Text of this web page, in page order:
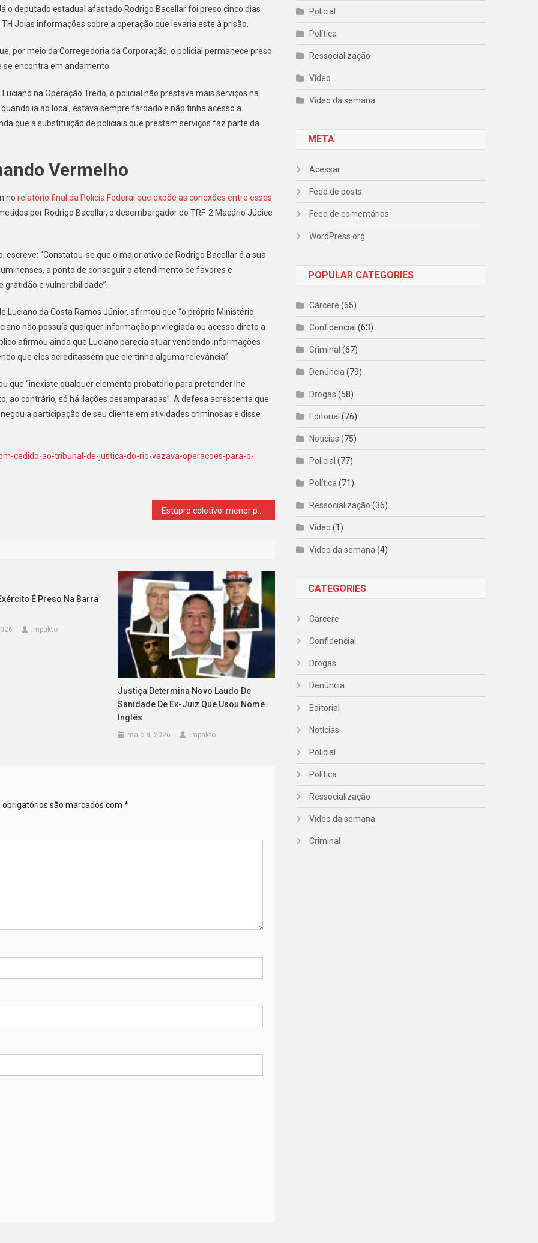
deputado estadual afastado Rodrigo Bacellar foi preso cinco dias
Joias informações sobre a operação que levaria este à prisão.
por meio da Corregedoria da Corporação, o policial permanece preso
se encontra em andamento.
na Operação Tredo, o policial não prestava mais serviços na
ia ao local, estava sempre fardado e não tinha acesso a
que a substituição de policiais que prestam serviços faz parte da
Vermelho
no relatório final da Polícia Federal que expõe as conexões entre esses
por Rodrigo Bacellar, o desembargador do TRF-2 Macário Júdice
“Constatou-se que o maior ativo de Rodrigo Bacellar é a sua
a ponto de conseguir o atendimento de favores e
e vulnerabilidade”.
Luciano da Costa Ramos Júnior, afirmou que “o próprio Ministério
não possuía qualquer informação privilegiada ou acesso direto a
afirmou ainda que Luciano parecia atuar vendendo informações
que eles acreditassem que ele tinha alguma relevância”.
que “inexiste qualquer elemento probatório para pretender lhe
ao contrário, só há ilações desamparadas”. A defesa acrescenta que
a participação de seu cliente em atividades criminosas e disse
cedido-ao-tribunal-de-justica-do-rio-vazava-operacoes-para-o-
Estupro coletivo: menor perguntou à vítima se a mãe a vê sem roupas
É Preso Na Barra
Impakto
Justiça Determina Novo Laudo De
Sanidade De Ex-Juiz Que Usou Nome
Inglês
maio 8, 2026 Impakto
obrigatórios são marcados com *
Policial
Política
Ressocialização
Vídeo
Vídeo da semana
META
Acessar
Feed de posts
Feed de comentários
WordPress.org
POPULAR CATEGORIES
Cárcere (65)
Confidencial (63)
Criminal (67)
Denúncia (79)
Drogas (58)
Editorial (76)
Notícias (75)
Policial (77)
Política (71)
Ressocialização (36)
Vídeo (1)
Vídeo da semana (4)
CATEGORIES
Cárcere
Confidencial
Drogas
Denúncia
Editorial
Notícias
Policial
Política
Ressocialização
Vídeo da semana
Criminal